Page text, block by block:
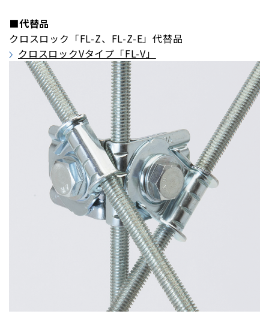
■代替品
クロスロック「FL-Z、FL-Z-E」代替品
クロスロックVタイプ「FL-V」